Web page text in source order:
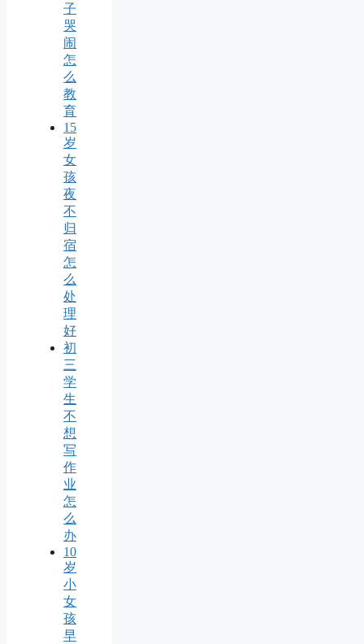
子
哭
闹
怎
么
教
育
15
岁
女
孩
夜
不
归
宿
怎
么
处
理
好
初
三
学
生
不
想
写
作
业
怎
么
办
10
岁
小
女
孩
早